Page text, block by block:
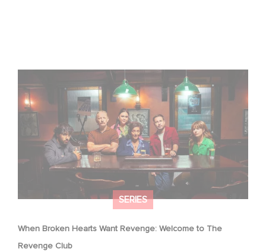
SERIES
When Broken Hearts Want Revenge: Welcome to The
Revenge Club
When Broken Hearts Want Revenge: Welcome to The
Revenge Club